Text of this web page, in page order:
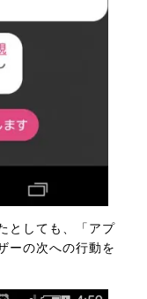
としても、「アプ
ーの次への行動を